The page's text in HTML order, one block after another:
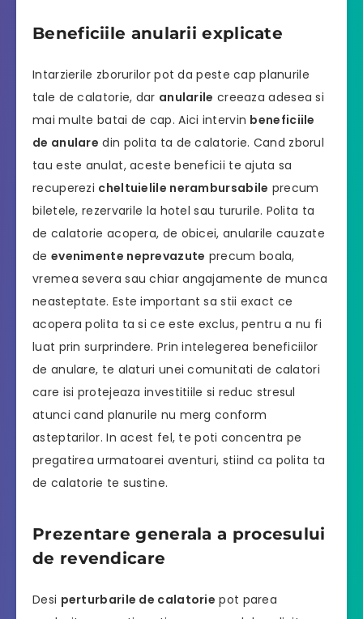
Beneficiile anularii explicate
Intarzierile zborurilor pot da peste cap planurile
tale de calatorie, dar anularile creeaza adesea si
mai multe batai de cap. Aici intervin beneficiile
de anulare din polita ta de calatorie. Cand zborul
tau este anulat, aceste beneficii te ajuta sa
recuperezi cheltuielile nerambursabile precum
biletele, rezervarile la hotel sau tururile. Polita ta
de calatorie acopera, de obicei, anularile cauzate
de evenimente neprevazute precum boala,
vremea severa sau chiar angajamente de munca
neasteptate. Este important sa stii exact ce
acopera polita ta si ce este exclus, pentru a nu fi
luat prin surprindere. Prin intelegerea beneficiilor
de anulare, te alaturi unei comunitati de calatori
care isi protejeaza investitiile si reduc stresul
atunci cand planurile nu merg conform
asteptarilor. In acest fel, te poti concentra pe
pregatirea urmatoarei aventuri, stiind ca polita ta
de calatorie te sustine.
Prezentare generala a procesului
de revendicare
Desi perturbarile de calatorie pot parea